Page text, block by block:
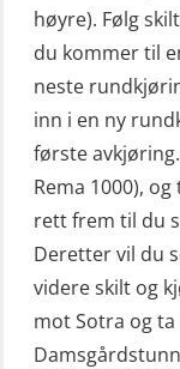
(OSE1301)
Mann-
båt m/
(OSE114)
høyre). Følg
du kommer til
neste
inn i en ny
første
Rema 1000),
rett frem til du
Deretter vil du
videre skilt og
mot Sotra og